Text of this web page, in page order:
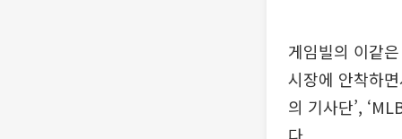
게임빌의 이같
시장에 안착하
의 기사단’,